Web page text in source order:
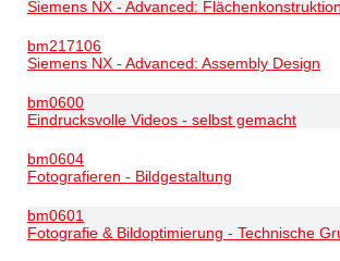
Siemens NX - Advanced: Flächenkonstruktion
bm217106
Siemens NX - Advanced: Assembly Design
bm0600
Eindrucksvolle Videos - selbst gemacht
bm0604
Fotografieren - Bildgestaltung
bm0601
Fotografie & Bildoptimierung - Technische